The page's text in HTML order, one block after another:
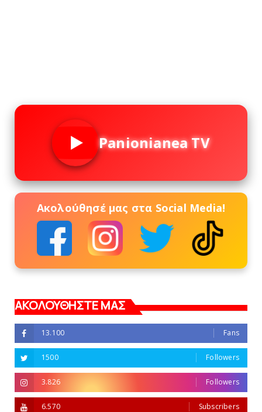
Panionianea TV
Ακολούθησέ μας στα Social Media!
ΑΚΟΛΟΥΘΗΣΤΕ ΜΑΣ
13.100 Fans
1500 Followers
3.826 Followers
6.570 Subscribers